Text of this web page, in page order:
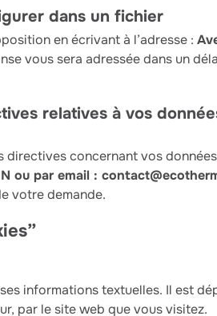
dans un fichier
en écrivant à l’adresse :
vous sera adressée dans un
relatives à vos
concernant vos
ou par email :
votre demande.
informations textuelles. Il est
par le site web que vous visitez.